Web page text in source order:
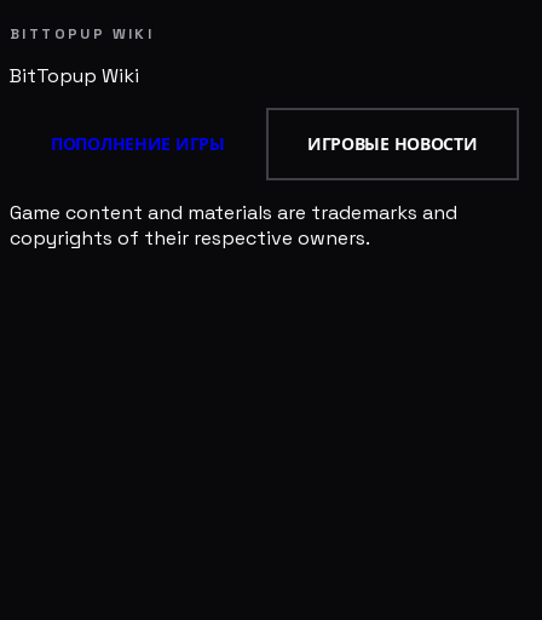
BITTOPUP WIKI
BitTopup Wiki
ПОПОЛНЕНИЕ ИГРЫ ИГРОВЫЕ НОВОСТИ
Game content and materials are trademarks and
copyrights of their respective owners.